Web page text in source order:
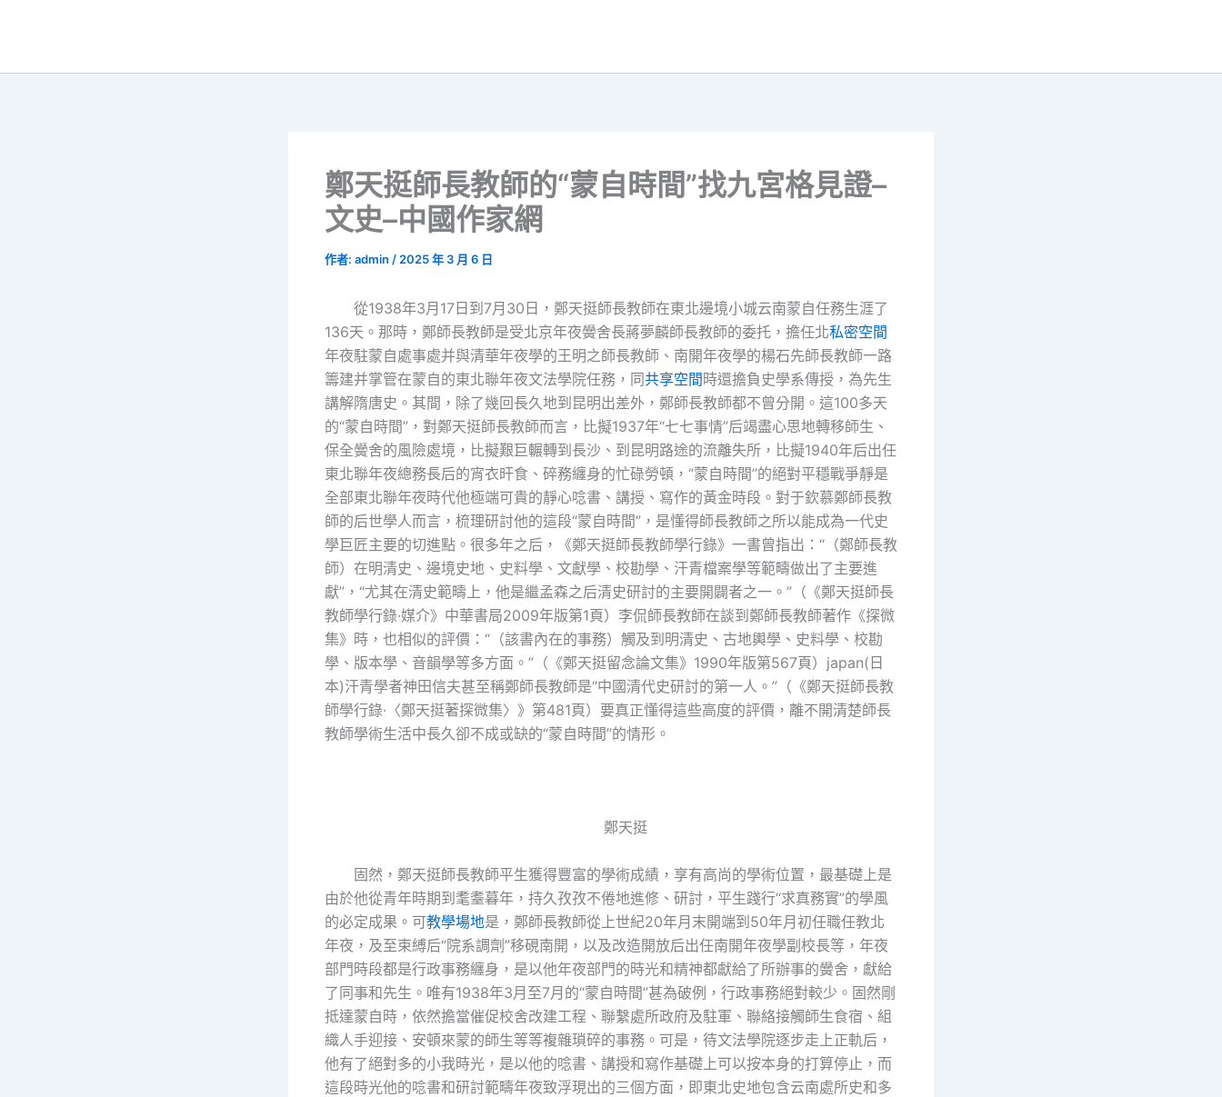
鄭天挺師長教師的“蒙自時間”找九宮格見證–
文史–中國作家網
作者: admin / 2025 年 3 月 6 日
從1938年3月17日到7月30日，鄭天挺師長教師在東北邊境小城云南蒙自任務生涯了
136天。那時，鄭師長教師是受北京年夜黌舍長蔣夢麟師長教師的委托，擔任北私密空間
年夜駐蒙自處事處并與清華年夜學的王明之師長教師、南開年夜學的楊石先師長教師一路
籌建并掌管在蒙自的東北聯年夜文法學院任務，同共享空間 時還擔負史學系傳授，為先生
講解隋唐史。其間，除了幾回長久地到昆明出差外，鄭師長教師都不曾分開。這100多天
的“蒙自時間”，對鄭天挺師長教師而言，比擬1937年“七七事情”后竭盡心思地轉移師生、
保全黌舍的風險處境，比擬艱巨輾轉到長沙、到昆明路途的流離失所，比擬1940年后出任
東北聯年夜總務長后的宵衣旰食、碎務纏身的忙碌勞頓，“蒙自時間”的絕對平穩戰爭靜是
全部東北聯年夜時代他極端可貴的靜心唸書、講授、寫作的黃金時段。對于欽慕鄭師長教
師的后世學人而言，梳理研討他的這段“蒙自時間”，是懂得師長教師之所以能成為一代史
學巨匠主要的切進點。很多年之后，《鄭天挺師長教師學行錄》一書曾指出：“（鄭師長教
師）在明清史、邊境史地、史料學、文獻學、校勘學、汗青檔案學等範疇做出了主要進
獻”，“尤其在清史範疇上，他是繼孟森之后清史研討的主要開闢者之一。”（《鄭天挺師長
教師學行錄·媒介》中華書局2009年版第1頁）李侃師長教師在談到鄭師長教師著作《探微
集》時，也相似的評價：“（該書內在的事務）觸及到明清史、古地輿學、史料學、校勘
學、版本學、音韻學等多方面。”（《鄭天挺留念論文集》1990年版第567頁）japan(日
本)汗青學者神田信夫甚至稱鄭師長教師是“中國清代史研討的第一人。”（《鄭天挺師長教
師學行錄·〈鄭天挺著探微集〉》第481頁）要真正懂得這些高度的評價，離不開清楚師長
教師學術生活中長久卻不成或缺的“蒙自時間”的情形。
鄭天挺
固然，鄭天挺師長教師平生獲得豐富的學術成績，享有高尚的學術位置，最基礎上是
由於他從青年時期到耄耋暮年，持久孜孜不倦地進修、研討，平生踐行“求真務實”的學風
的必定成果。可教學場地是，鄭師長教師從上世紀20年月末開端到50年月初任職任教北
年夜，及至束縛后“院系調劑”移硯南開，以及改造開放后出任南開年夜學副校長等，年夜
部門時段都是行政事務纏身，是以他年夜部門的時光和精神都獻給了所辦事的黌舍，獻給
了同事和先生。唯有1938年3月至7月的“蒙自時間”甚為破例，行政事務絕對較少。固然剛
抵達蒙自時，依然擔當催促校舍改建工程、聯繫處所政府及駐軍、聯絡接觸師生食宿、組
織人手迎接、安頓來蒙的師生等等複雜瑣碎的事務。可是，待文法學院逐步走上正軌后，
他有了絕對多的小我時光，是以他的唸書、講授和寫作基礎上可以按本身的打算停止，而
這段時光他的唸書和研討範疇年夜致浮現出的三個方面，即東北史地包含云南處所史和多